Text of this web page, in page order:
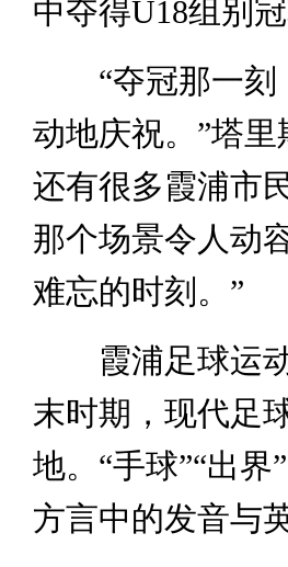
中夺得U18组别冠
“夺冠那一刻
动地庆祝。”塔
还有很多霞浦市
那个场景令人动
难忘的时刻。”
霞浦足球运动
末时期，现代足
地。“手球”“出界
方言中的发音与